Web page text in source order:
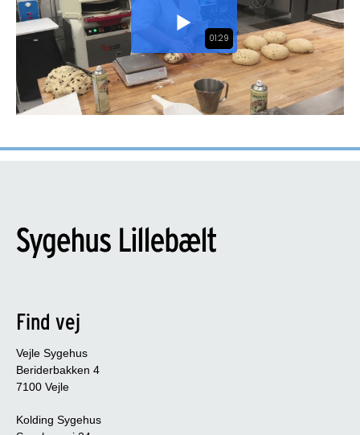
Find vej
Vejle Sygehus
Beriderbakken 4
7100 Vejle
Kolding Sygehus